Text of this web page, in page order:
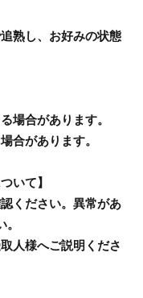
熟し、お好みの状態
場合があります。
合があります。
いて】
ください。異常があ
人様へご説明くださ